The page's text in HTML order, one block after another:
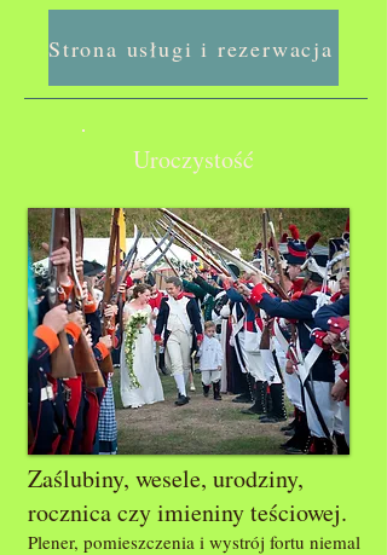
Strona usługi i rezerwacja
Uroczystość
Zaślubiny, wesele, urodziny,
rocznica czy imieniny teściowej.
Plener, pomieszczenia i wystrój fortu niemal